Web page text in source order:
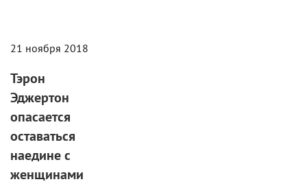
21 ноября 2018
Тэрон
Эджертон
опасается
оставаться
наедине с
женщинами